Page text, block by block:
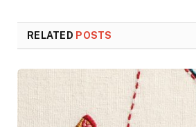
RELATED POSTS